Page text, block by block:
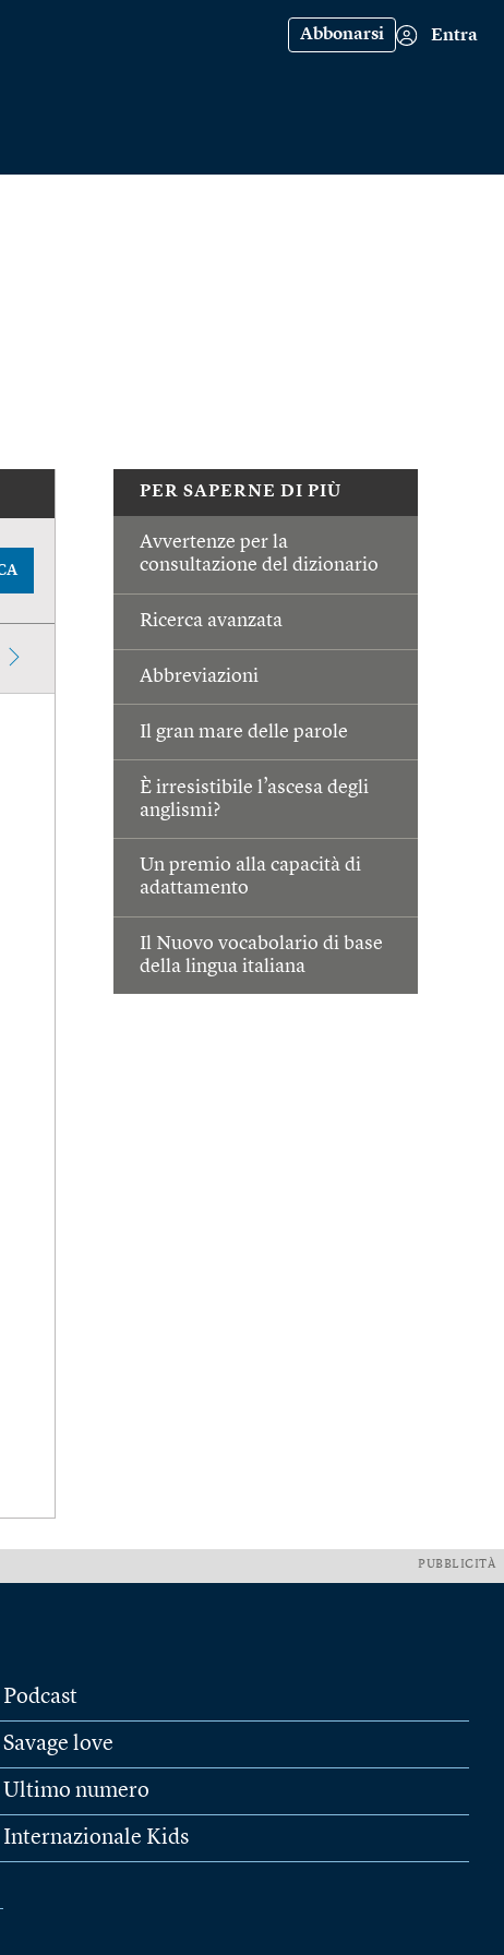
Abbonarsi Entra
PER SAPERNE DI PIÙ
Avvertenze per la
consultazione del dizionario
Ricerca avanzata
Abbreviazioni
Il gran mare delle parole
È irresistibile l’ascesa degli
anglismi?
Un premio alla capacità di
adattamento
Il Nuovo vocabolario di base
della lingua italiana
PUBBLICITÀ
Podcast
Savage love
Ultimo numero
Internazionale Kids